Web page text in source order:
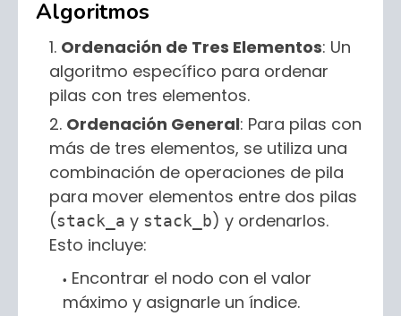
Algoritmos
Ordenación de Tres Elementos: Un
algoritmo específico para ordenar
pilas con tres elementos.
Ordenación General: Para pilas con
más de tres elementos, se utiliza una
combinación de operaciones de pila
para mover elementos entre dos pilas
(stack_a y stack_b) y ordenarlos.
Esto incluye:
Encontrar el nodo con el valor
máximo y asignarle un índice.